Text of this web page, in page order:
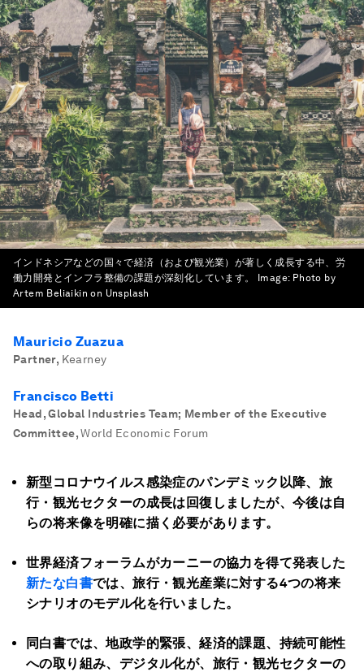
インドネシアなどの国々で経済（および観光業）が著しく成長する中、労
働力開発とインフラ整備の課題が深刻化しています。
Image: Photo by
Artem Beliaikin on Unsplash
Mauricio Zuazua
Partner, Kearney
Francisco Betti
Head, Global Industries Team; Member of the Executive
Committee, World Economic Forum
新型コロナウイルス感染症のパンデミック以降、旅
行・観光セクターの成長は回復しましたが、今後は自
らの将来像を明確に描く必要があります。
世界経済フォーラムがカーニーの協力を得て発表した
新たな白書では、旅行・観光産業に対する4つの将来
シナリオのモデル化を行いました。
同白書では、地政学的緊張、経済的課題、持続可能性
への取り組み、デジタル化が、旅行・観光セクターの